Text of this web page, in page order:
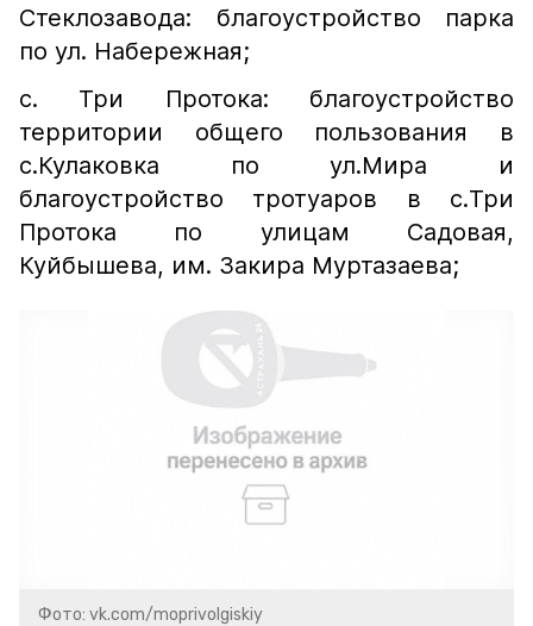
Стеклозавода: благоустройство парка
по ул. Набережная;
с. Три Протока: благоустройство
территории общего пользования в
с.Кулаковка по ул.Мира и
благоустройство тротуаров в с.Три
Протока по улицам Садовая,
Куйбышева, им. Закира Муртазаева;
Фото: vk.com/moprivolgiskiy